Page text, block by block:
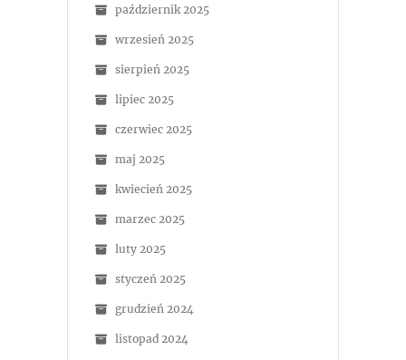
październik 2025
wrzesień 2025
sierpień 2025
lipiec 2025
czerwiec 2025
maj 2025
kwiecień 2025
marzec 2025
luty 2025
styczeń 2025
grudzień 2024
listopad 2024